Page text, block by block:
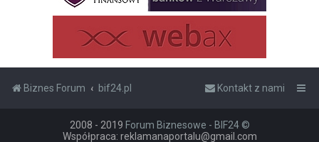
Biznes Forum bif24.pl Kontakt z nami
2008 - 2019 Forum Biznesowe - BIF24 ©
Współpraca: reklamanaportalu@gmail.com